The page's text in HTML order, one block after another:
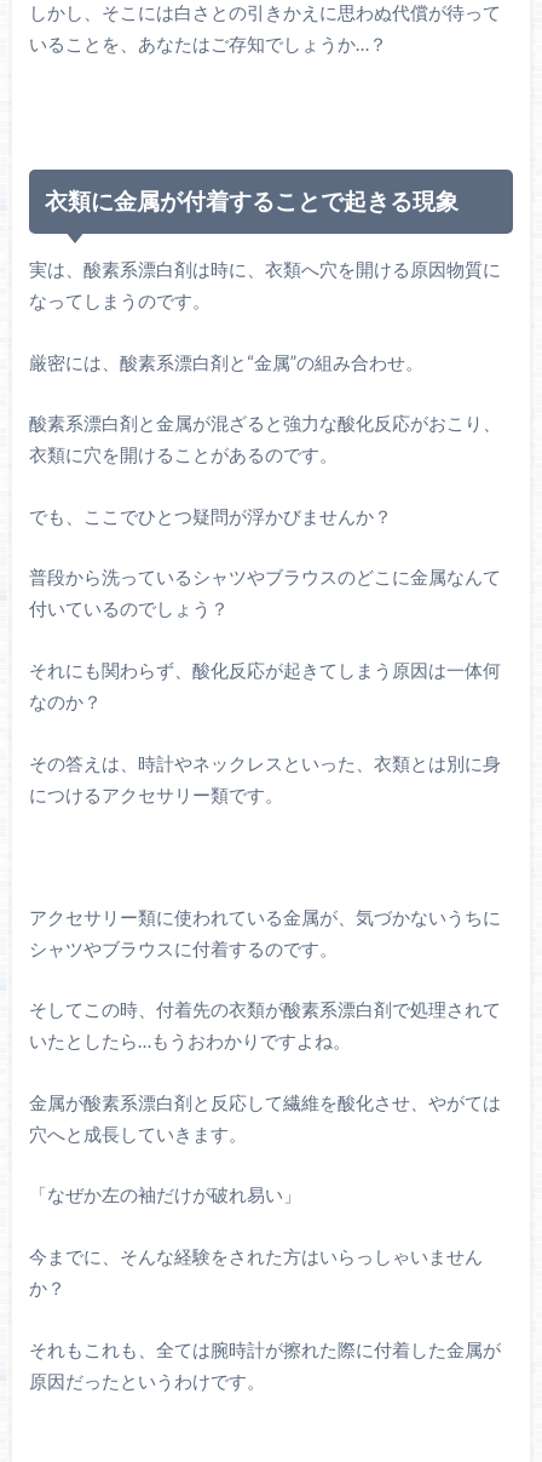
しかし、そこには白さとの引きかえに思わぬ代償が待って
いることを、あなたはご存知でしょうか…？
衣類に金属が付着することで起きる現象
実は、酸素系漂白剤は時に、衣類へ穴を開ける原因物質に
なってしまうのです。
厳密には、酸素系漂白剤と“金属”の組み合わせ。
酸素系漂白剤と金属が混ざると強力な酸化反応がおこり、
衣類に穴を開けることがあるのです。
でも、ここでひとつ疑問が浮かびませんか？
普段から洗っているシャツやブラウスのどこに金属なんて
付いているのでしょう？
それにも関わらず、酸化反応が起きてしまう原因は一体何
なのか？
その答えは、時計やネックレスといった、衣類とは別に身
につけるアクセサリー類です。
アクセサリー類に使われている金属が、気づかないうちに
シャツやブラウスに付着するのです。
そしてこの時、付着先の衣類が酸素系漂白剤で処理されて
いたとしたら…もうおわかりですよね。
金属が酸素系漂白剤と反応して繊維を酸化させ、やがては
穴へと成長していきます。
「なぜか左の袖だけが破れ易い」
今までに、そんな経験をされた方はいらっしゃいません
か？
それもこれも、全ては腕時計が擦れた際に付着した金属が
原因だったというわけです。